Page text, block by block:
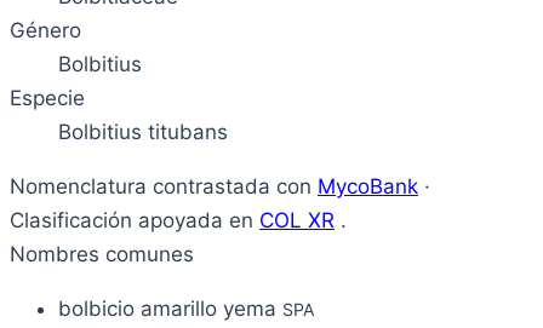
Género
Bolbitius
Especie
Bolbitius titubans
Nomenclatura contrastada con MycoBank ·
Clasificación apoyada en COL XR .
Nombres comunes
bolbicio amarillo yema SPA